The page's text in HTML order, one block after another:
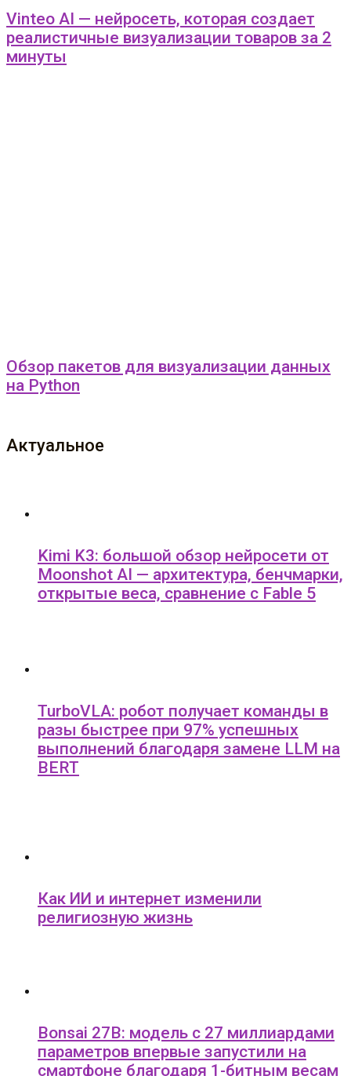
Vinteo AI — нейросеть, которая создает
реалистичные визуализации товаров за 2
минуты
Обзор пакетов для визуализации данных
на Python
Актуальное
Kimi K3: большой обзор нейросети от
Moonshot AI — архитектура, бенчмарки,
открытые веса, сравнение с Fable 5
TurboVLA: робот получает команды в
разы быстрее при 97% успешных
выполнений благодаря замене LLM на
BERT
Как ИИ и интернет изменили
религиозную жизнь
Bonsai 27B: модель с 27 миллиардами
параметров впервые запустили на
смартфоне благодаря 1-битным весам